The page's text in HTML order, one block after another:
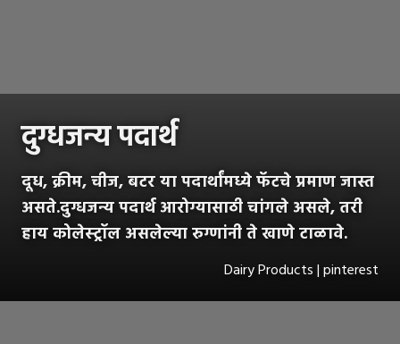
दुग्धजन्य पदार्थ
दूध, क्रीम, चीज, बटर या पदार्थांमध्ये फॅटचे प्रमाण जास्त
असते.दुग्धजन्य पदार्थ आरोग्यासाठी चांगले असले, तरी
हाय कोलेस्ट्रॉल असलेल्या रुग्णांनी ते खाणे टाळावे.
Dairy Products | pinterest